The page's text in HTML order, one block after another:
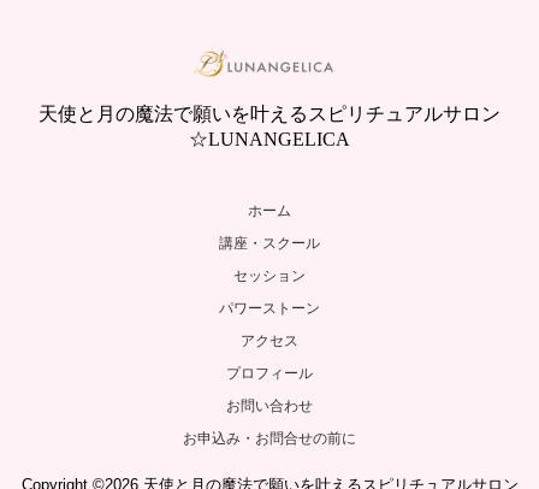
天使と月の魔法で願いを叶えるスピリチュアルサロン
☆LUNANGELICA
ホーム
講座・スクール
セッション
パワーストーン
アクセス
プロフィール
お問い合わせ
お申込み・お問合せの前に
Copyright ©2026 天使と月の魔法で願いを叶えるスピリチュアルサロン